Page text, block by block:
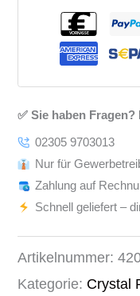
✅ Sie haben
02305 9703013
Nur für
Zahlung auf
Schnell geliefert –
Artikelnummer:
Kategorie: Crystal